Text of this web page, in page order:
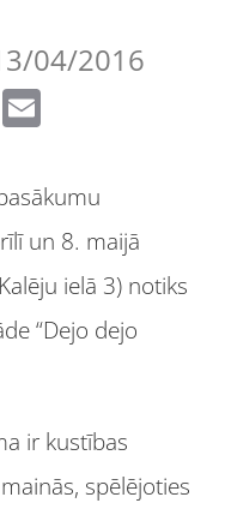
04/2016
Twitter
un 8. maijā
ielā 3) notiks
“Dejo dejo
ir kustības
spēlējoties